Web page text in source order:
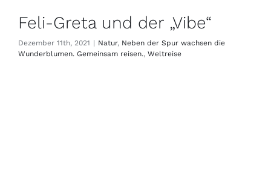
Feli-Greta und der „Vibe“
Dezember 11th, 2021 | Natur, Neben der Spur wachsen die
Wunderblumen. Gemeinsam reisen., Weltreise